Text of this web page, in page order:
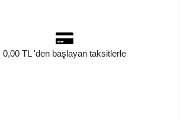
0,00 TL 'den başlayan taksitlerle